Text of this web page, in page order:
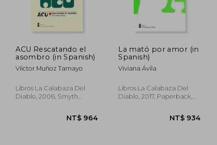
NT$ 934 NT$
ACU Rescatando el
asombro (in Spanish)
Víictor Muñoz Tamayo
Libros La Calabaza Del
Diablo, 2006, Smyth
La mató por amor (in
Spanish)
Viviana Ávila
Libros La Calabaza Del
Diablo, 2017, Paperback,